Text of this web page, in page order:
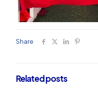
Share
Related posts